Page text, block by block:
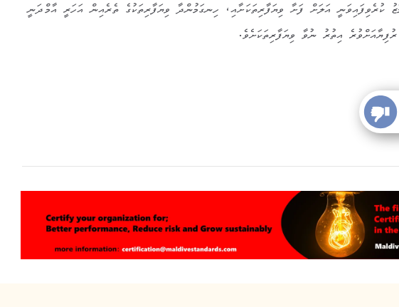
ކުރެވިފައިވަނީ އަލަށް ފަށާ ވިޔަފާރިތަކަށާއި، ހިނގަމުންދާ ވިޔަފާރިތަކުގެ ތެރެއިން އަހަރީ އާމްދަނީ